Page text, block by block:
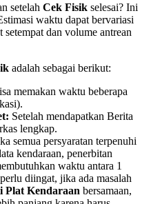
setelah Cek Fisik selesai? Ini
waktu dapat bervariasi
dan volume antrean
adalah sebagai berikut:
memakan waktu beberapa
Setelah mendapatkan Berita
lengkap.
semua persyaratan terpenuhi
kendaraan, penerbitan
waktu antara 1
diingat, jika ada masalah
Plat Kendaraan bersamaan,